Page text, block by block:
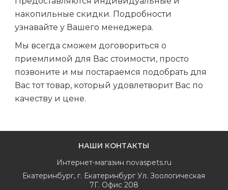
накопильные скидки. Подробности
узнавайте у Вашего менеджера.
Мы всегда сможем договориться о
приемлимой для Вас стоимости, просто
позвоните и мы постараемся подобрать для
Вас тот товар, который удовлетворит Вас по
качеству и цене.
НАШИ КОНТАКТЫ
Интернет-магазин novaspets.ru
Екатеринбург, г. Екатеринбург Ул. Зоологическая
7Г. Офис 208